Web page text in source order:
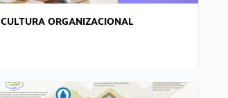
CULTURA ORGANIZACIONAL